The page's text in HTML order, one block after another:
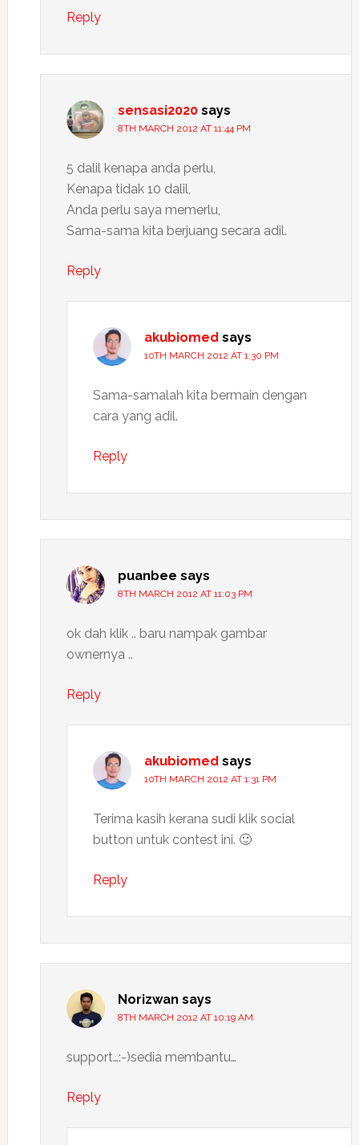
Reply
sensasi2020 says
8TH MARCH 2012 AT 11:44 PM
5 dalil kenapa anda perlu,
Kenapa tidak 10 dalil,
Anda perlu saya memerlu,
Sama-sama kita berjuang secara adil.
Reply
akubiomed says
10TH MARCH 2012 AT 1:30 PM
Sama-samalah kita bermain dengan
cara yang adil.
Reply
puanbee says
8TH MARCH 2012 AT 11:03 PM
ok dah klik .. baru nampak gambar
ownernya ..
Reply
akubiomed says
10TH MARCH 2012 AT 1:31 PM
Terima kasih kerana sudi klik social
button untuk contest ini. 🙂
Reply
Norizwan says
8TH MARCH 2012 AT 10:19 AM
support…:-)sedia membantu…
Reply